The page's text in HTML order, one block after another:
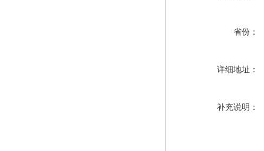
省份：
详细地址：
补充说明：